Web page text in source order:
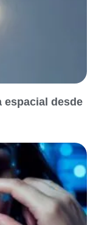
espacial desde